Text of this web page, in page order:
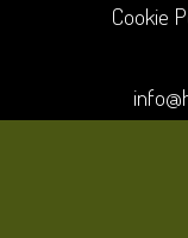
Cookie